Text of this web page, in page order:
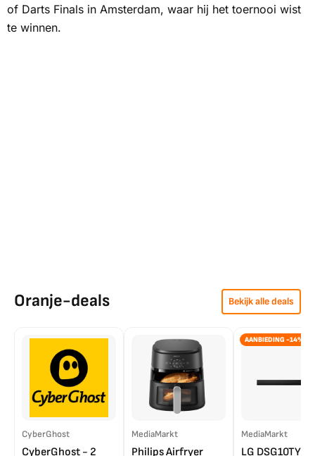
of Darts Finals in Amsterdam, waar hij het toernooi wist
te winnen.
Oranje-deals Bekijk alle deals
CyberGhost
CyberGhost - 2
MediaMarkt
Philips Airfryer
AANBIEDING -14%
MediaMarkt
LG DSG10TY